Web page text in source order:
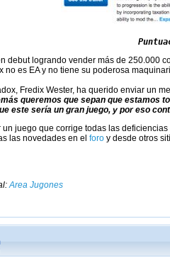
debut logrando vender más de 250.000
no es EA y no tiene su poderosa
Fredix Wester, ha querido enviar un
queremos que sepan que
este sería un gran juego, y por eso
juego que corrige todas las
las novedades en elforo y desde otros
Area Jugones